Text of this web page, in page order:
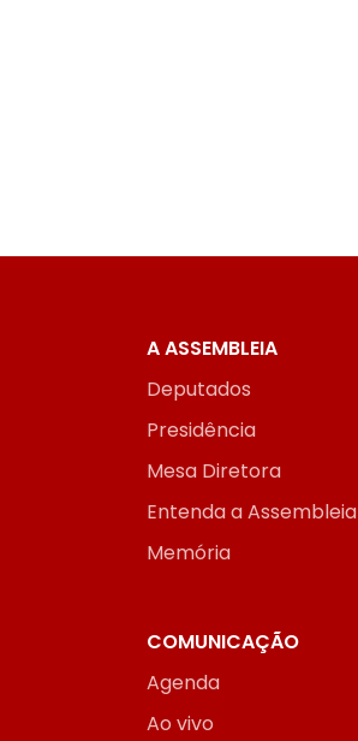
A ASSEMBLEIA
Deputados
Presidência
Mesa Diretora
Entenda a Assembleia
Memória
COMUNICAÇÃO
Agenda
Ao vivo